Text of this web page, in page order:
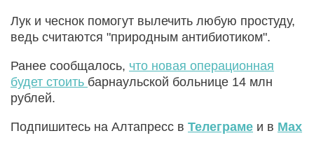
Лук и чеснок помогут вылечить любую простуду,
ведь считаются "природным антибиотиком".
Ранее сообщалось, что новая операционная
будет стоить барнаульской больнице 14 млн
рублей.
Подпишитесь на Алтапресс в Телеграме и в Max